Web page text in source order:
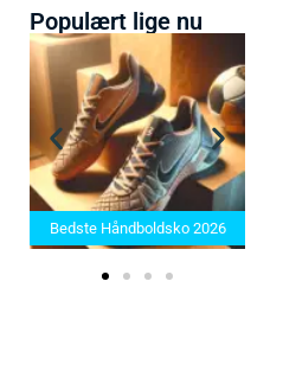
Populært lige nu
Bedste Håndboldsko 2026